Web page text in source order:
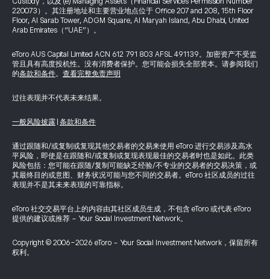
220073）。其注册地址和主要营业地点位于 Office 207 and 208, 15th Floor
Floor, Al Sarab Tower, ADGM Square, Al Maryah Island, Abu Dhabi, United
Arab Emirates（“UAE”）。
eToro AUS Capital Limited ACN 612 791 803 AFSL 491139。加密资产不受监
管且具有高度投机性。没有消费者保护。您可能会损失全部资本。请参阅我们
的条款和条件。 查看完整免责声明
过往表现并不代表未来结果。
一般风险披露 条款和条件
通过跟随和/或复制或复现其他交易者的交易来使用 eToro 进行交易涉及高水
平风险，即使是在跟随和/或复制或复现表现最佳的交易者时也是如此。此类
风险包括：您可能在跟随/复制可能缺乏经验/不专业的交易者的交易决策，或
其最终目的或意图、财务状况可能与您不同的交易者。eToro 社区成员的过往
表现并不是其未来表现的可靠指标。
eToro 社交交易平台上的内容由其社区成员生成，不包含 eToro 或代表 eToro
提供的建议或推荐 - Your Social Investment Network。
Copyright © 2006-2026 eToro - Your Social Investment Network，保留所有
权利。